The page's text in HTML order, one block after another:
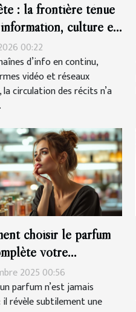
: la frontière ténue
culture et
00:22
d’info en continu,
vidéo et réseaux
la circulation des récits n’a
choisir le parfum
votre
2025 00:56
parfum n’est jamais
il révèle subtilement une